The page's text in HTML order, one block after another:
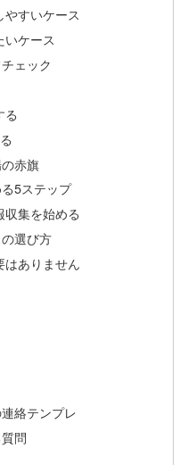
すいケース
ケース
ェック
る
赤旗
5ステップ
集を始める
選び方
はありません
絡テンプレ
問